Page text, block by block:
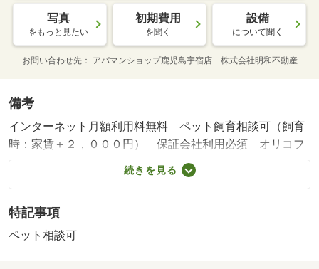
写真
をもっと見たい
初期費用
を聞く
設備
について聞く
お問い合わせ先 アパマンショップ鹿児島宇宿店 株式会社明和不動産
備考
インターネット月額利用料無料 ペット飼育相談可（飼育
時：家賃＋２，０００円） 保証会社利用必須 オリコフ
ォレントインシュア 初回保証料：賃料総額の６０％～、
毎月（引き落とし手数料）：賃料総額の１．２％ コンビ
問い合わせは、アパマンショップ鹿児島宇宿店まで♪ ★
気軽にお問い合わせ下さい★（０９９－２３０－０００
続きを見る
特記事項
ペット相談可